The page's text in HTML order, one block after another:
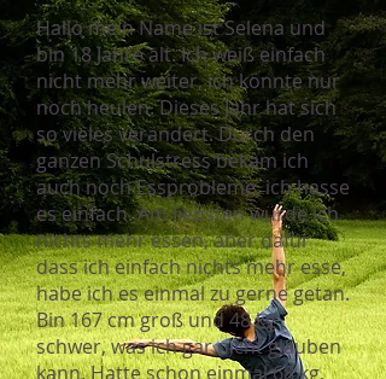
Hallo mein Name ist Selena und
bin 18 Jahre alt. Ich weiß einfach
nicht mehr weiter, ich könnte nur
noch heulen. Dieses Jahr hat sich
so vieles verändert. Durch den
ganzen Schulstress bekam ich
auch noch Essprobleme, ich hasse
es einfach. Am liebsten würde ich
nichts mehr essen, aber dafür
dass ich einfach nichts mehr esse,
habe ich es einmal zu gerne getan.
Bin 167 cm groß und 48 kg
schwer, was ich gar nicht glauben
kann. Hatte schon einmal 68 kg,